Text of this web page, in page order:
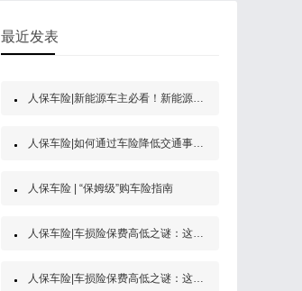
最近发表
人保车险|新能源车主必看！新能源汽车第三者责任保险
人保车险|如何通过车险降低交通事故的经济风险？
人保车险 | “保姆级”购车险指南
人保车险|车损险保费高低之谜：这些因素决定了你的保费
人保车险|车损险保费高低之谜：这些因素决定了你的保费